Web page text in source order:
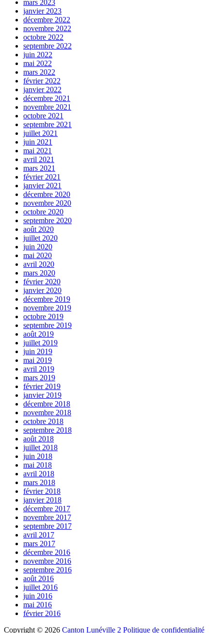
mars 2023
janvier 2023
décembre 2022
novembre 2022
octobre 2022
septembre 2022
juin 2022
mai 2022
mars 2022
février 2022
janvier 2022
décembre 2021
novembre 2021
octobre 2021
septembre 2021
juillet 2021
juin 2021
mai 2021
avril 2021
mars 2021
février 2021
janvier 2021
décembre 2020
novembre 2020
octobre 2020
septembre 2020
août 2020
juillet 2020
juin 2020
mai 2020
avril 2020
mars 2020
février 2020
janvier 2020
décembre 2019
novembre 2019
octobre 2019
septembre 2019
août 2019
juillet 2019
juin 2019
mai 2019
avril 2019
mars 2019
février 2019
janvier 2019
décembre 2018
novembre 2018
octobre 2018
septembre 2018
août 2018
juillet 2018
juin 2018
mai 2018
avril 2018
mars 2018
février 2018
janvier 2018
décembre 2017
novembre 2017
septembre 2017
avril 2017
mars 2017
décembre 2016
novembre 2016
septembre 2016
août 2016
juillet 2016
juin 2016
mai 2016
février 2016
Copyright © 2026 Canton Lunéville 2 Politique de confidentialité